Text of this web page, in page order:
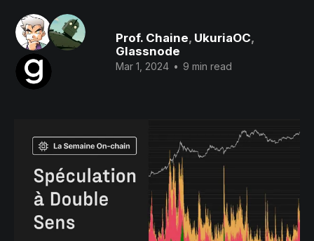
Prof. Chaine, UkuriaOC,
Glassnode
Mar 1, 2024 • 9 min read